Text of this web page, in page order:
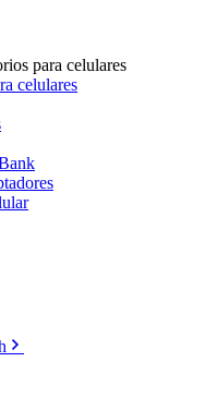
para celulares
celulares